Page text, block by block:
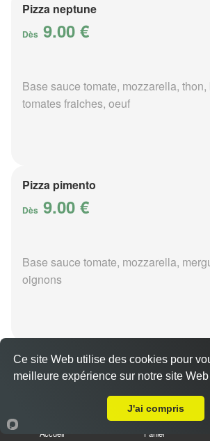
Pizza neptune
Dès 9.00 €
Base sauce tomate, mozzarella, thon,
tomates fraiches, oeuf
Pizza pimento
Dès 9.00 €
Base sauce tomate, mozzarella,
oignons
Pizza poivre
9.00 €
Accueil Panier
Ce site Web utilise des cookies pour
meilleure expérience sur notre site Web
J'ai compris